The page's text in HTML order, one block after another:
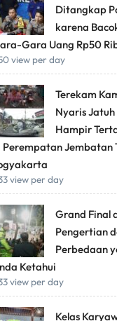
Ditangkap
karena
Gara Uang Rp50
view per day
Terekam
Nyaris Jatuh
Hampir
Perempatan Jembatan
view per day
Grand Final
Pengertian
Perbedaan
Ketahui
view per day
Kelas